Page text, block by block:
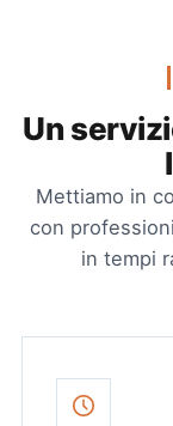
Un
Mettiamo in
con
in tempi